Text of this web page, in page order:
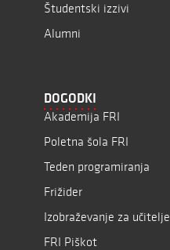
Študentski izzivi
Alumni
DOGODKI
Akademija FRI
Poletna šola FRI
Teden programiranja
Frižider
Izobraževanje za učitelje
FRI Piškot